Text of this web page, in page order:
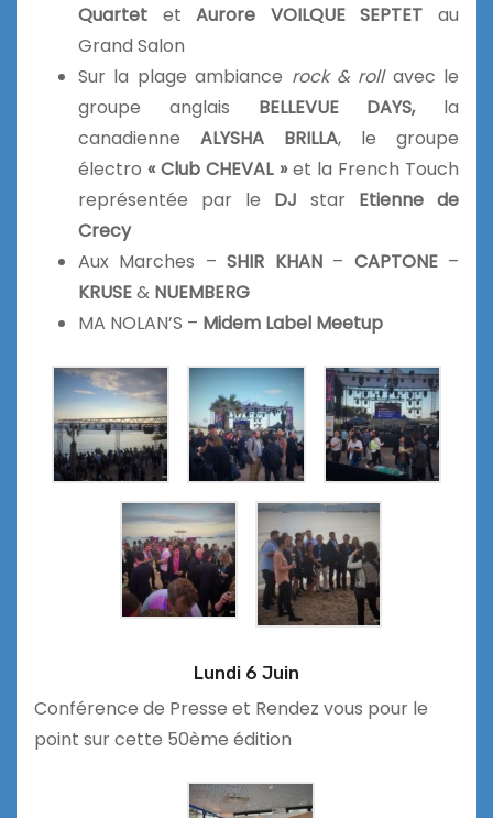
Quartet etAurore VOILQUE SEPTET au
Grand Salon
Sur la plage ambiance rock & rollavec le
groupe anglais BELLEVUE DAYS,la
canadienne ALYSHA BRILLA, le groupe
électro« Club CHEVAL »et la French Touch
représentée par le DJ star Etienne de
Crecy
Aux Marches –SHIR KHAN– CAPTONE–
KRUSE& NUEMBERG
MA NOLAN’S – Midem Label Meetup
Lundi 6 Juin
Conférence de Presse et Rendez vous pour le
point sur cette 50ème édition